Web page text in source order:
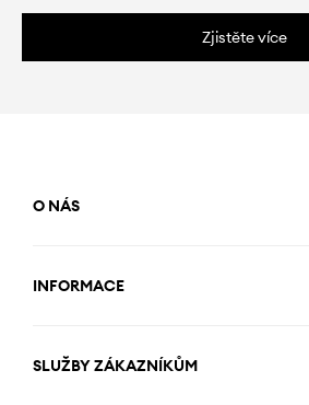
Zjistěte více
O NÁS
INFORMACE
SLUŽBY ZÁKAZNÍKŮM